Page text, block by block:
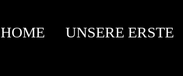
HOME UNSERE ERSTE